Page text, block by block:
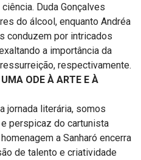
Duda Gonçalves
do álcool, enquanto Andréa
conduzem por intricados
a importância da
respectivamente.
ODE À ARTE E À
literária, somos
perspicaz do cartunista
a Sanharó encerra
de talento e criatividade